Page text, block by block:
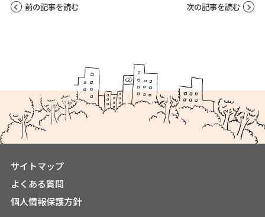
前の記事を読む 次の記事を読む
サイトマップ
よくある質問
個人情報保護方針